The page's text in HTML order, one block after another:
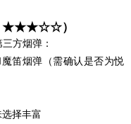
：★★★☆☆）
方烟弹：
笛烟弹（需确认是否为悦
择丰富